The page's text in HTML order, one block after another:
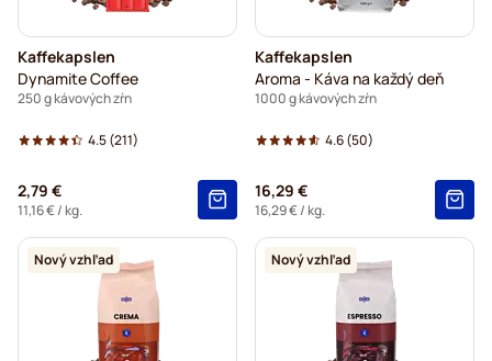
Kaffekapslen
Dynamite Coffee
250 g kávových zŕn
4.5(211)
2,79 €
11,16 €/ kg.
Kaffekapslen
Aroma - Káva na každý deň
1000 g kávových zŕn
4.6(50)
16,29 €
16,29 €/ kg.
Nový vzhľad Nový vzhľad